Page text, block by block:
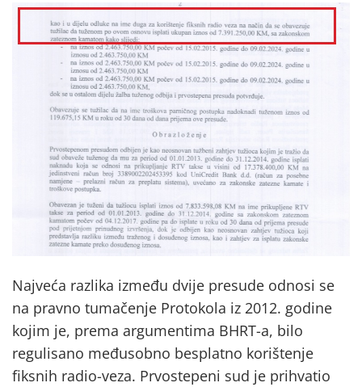
Najveća razlika između dvije presude odnosi se
na pravno tumačenje Protokola iz 2012. godine
kojim je, prema argumentima BHRT-a, bilo
regulisano međusobno besplatno korištenje
fiksnih radio-veza. Prvostepeni sud je prihvatio